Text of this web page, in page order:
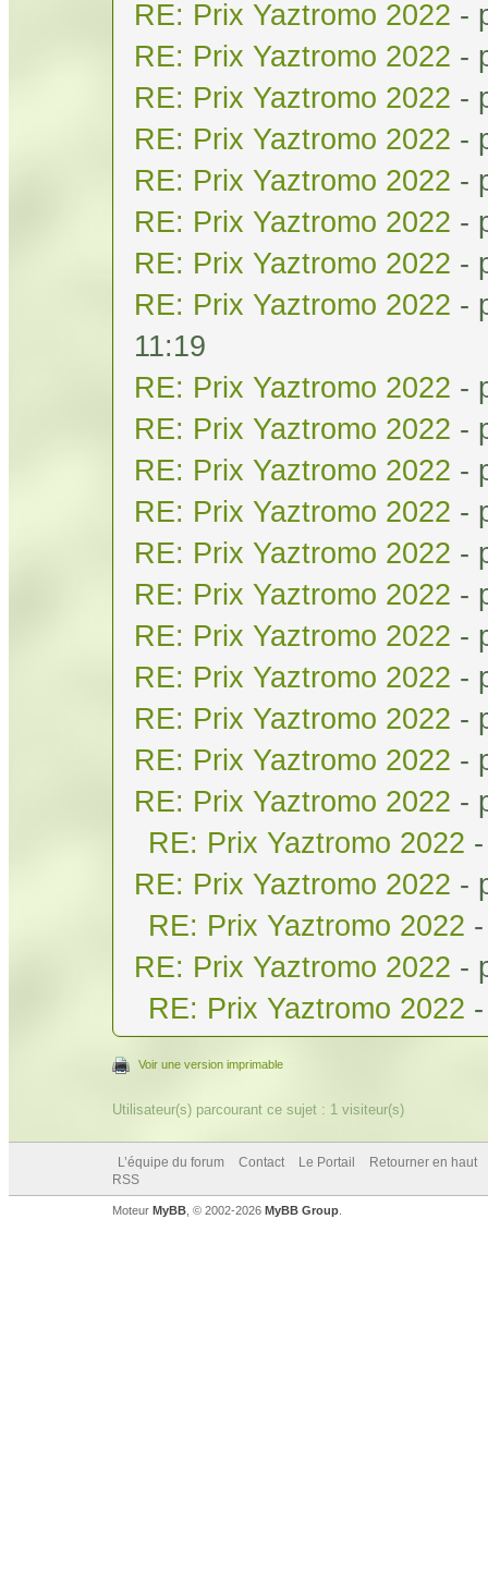
RE: Prix Yaztromo 2022 -
RE: Prix Yaztromo 2022 -
RE: Prix Yaztromo 2022 -
RE: Prix Yaztromo 2022 -
RE: Prix Yaztromo 2022 -
RE: Prix Yaztromo 2022 -
RE: Prix Yaztromo 2022 -
RE: Prix Yaztromo 2022 -
11:19
RE: Prix Yaztromo 2022 -
RE: Prix Yaztromo 2022 -
RE: Prix Yaztromo 2022 -
RE: Prix Yaztromo 2022 -
RE: Prix Yaztromo 2022 -
RE: Prix Yaztromo 2022 -
RE: Prix Yaztromo 2022 -
RE: Prix Yaztromo 2022 -
RE: Prix Yaztromo 2022 -
RE: Prix Yaztromo 2022 -
RE: Prix Yaztromo 2022 -
RE: Prix Yaztromo 2022
RE: Prix Yaztromo 2022 -
RE: Prix Yaztromo 2022
RE: Prix Yaztromo 2022 -
RE: Prix Yaztromo 2022
Voir une version imprimable
Utilisateur(s) parcourant ce sujet : 1 visiteur(s)
L’équipe du forum Contact Le Portail
Retourner en haut
RSS
Moteur MyBB , © 2002-2026 MyBB Group